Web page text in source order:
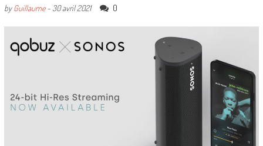
byGuillaume- 30 avril 2021 0